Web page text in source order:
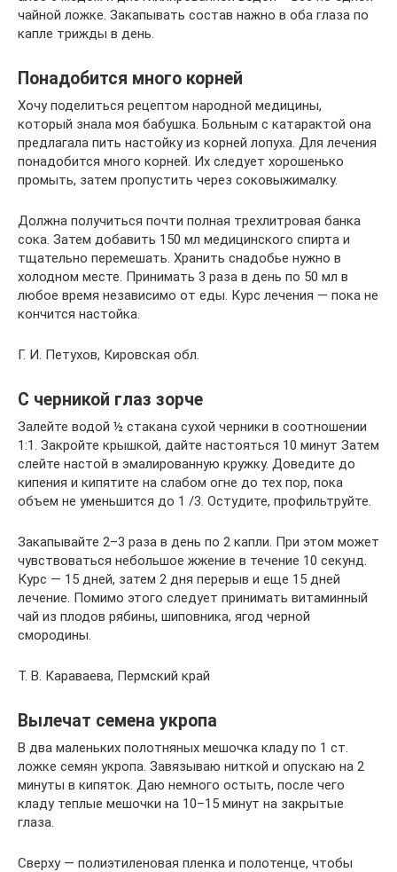
чайной ложке. Закапывать состав нажно в оба глаза по
капле трижды в день.
Понадобится много корней
Хочу поделиться рецептом народной медицины,
который знала моя бабушка. Больным с катарактой она
предлагала пить настойку из корней лопуха. Для лечения
понадобится много корней. Их следует хорошенько
промыть, затем пропустить через соковыжималку.
Должна получиться почти полная трехлитровая банка
сока. Затем добавить 150 мл медицинского спирта и
тщательно перемешать. Хранить снадобье нужно в
холодном месте. Принимать 3 раза в день по 50 мл в
любое время независимо от еды. Курс лечения — пока не
кончится настойка.
Г. И. Петухов, Кировская обл.
С черникой глаз зорче
Залейте водой ½ стакана сухой черники в соотношении
1:1. Закройте крышкой, дайте настояться 10 минут Затем
слейте настой в эмалированную кружку. Доведите до
кипения и кипятите на слабом огне до тех пор, пока
объем не уменьшится до 1 /3. Остудите, профильтруйте.
Закапывайте 2–3 раза в день по 2 капли. При этом может
чувствоваться небольшое жжение в течение 10 секунд.
Курс — 15 дней, затем 2 дня перерыв и еще 15 дней
лечение. Помимо этого следует принимать витаминный
чай из плодов рябины, шиповника, ягод черной
смородины.
Т. В. Караваева, Пермский край
Вылечат семена укропа
В два маленьких полотняных мешочка кладу по 1 ст.
ложке семян укропа. Завязываю ниткой и опускаю на 2
минуты в кипяток. Даю немного остыть, после чего
кладу теплые мешочки на 10–15 минут на закрытые
глаза.
Сверху — полиэтиленовая пленка и полотенце, чтобы